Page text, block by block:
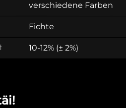
verschiedene Farben
Fichte
10-12% (± 2%)